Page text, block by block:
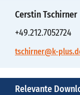
Cerstin Tschirner
+49.212.7052724
tschirner@k-
Relevante